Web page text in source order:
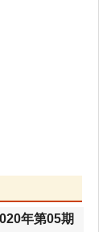
年第05期